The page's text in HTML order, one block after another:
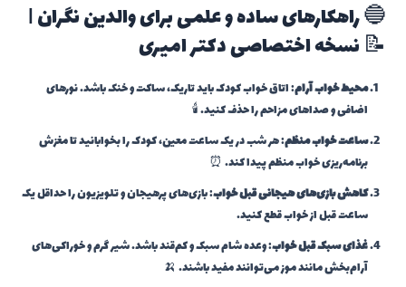
🔵 راهکارهای ساده و علمی برای والدین نگران |
📝 نسخه اختصاصی دکتر امیری
محیط خواب آرام: اتاق خواب کودک باید تاریک، ساکت و خنک باشد. نورهای
اضافی و صداهای مزاحم را حذف کنید. 🕯️
ساعت خواب منظم: هر شب در یک ساعت معین، کودک را بخوابانید تا مغزش
برنامه‌ریزی خواب منظم پیدا کند. ⏰
کاهش بازی‌های هیجانی قبل خواب: بازی‌های پرهیجان و تلویزیون را حداقل یک
ساعت قبل از خواب قطع کنید.
غذای سبک قبل خواب: وعده شام سبک و کم‌قند باشد. شیر گرم و خوراکی‌های
آرام‌بخش مانند موز می‌توانند مفید باشند. 🍌